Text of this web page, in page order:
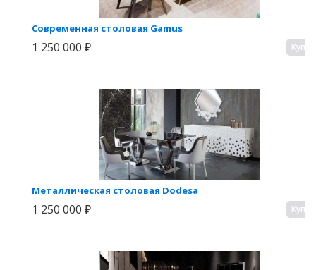
Современная столовая Gamus
1 250 000 ₽
Металлическая столовая Dodesa
1 250 000 ₽